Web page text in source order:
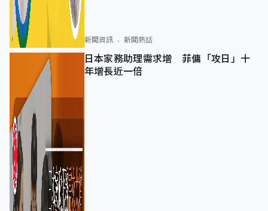
新聞資訊 新聞熱話
日本家務助理需求增 菲傭「攻日」十
年增長近一倍